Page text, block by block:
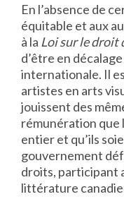
En l’absence de
équitable et aux
à la Loi sur le droit
d’être en
internationale. Il
artistes en arts
jouissent des
rémunération que
entier et qu’ils
gouvernement
droits, participant
littérature